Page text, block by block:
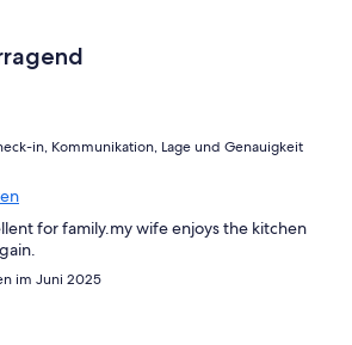
in, Kommunikation, Lage und Genauigkeit
for family.my wife enjoys the kitchen
im Juni 2025